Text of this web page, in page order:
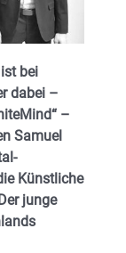
bei
dabei –
–
Samuel
Künstliche
junge